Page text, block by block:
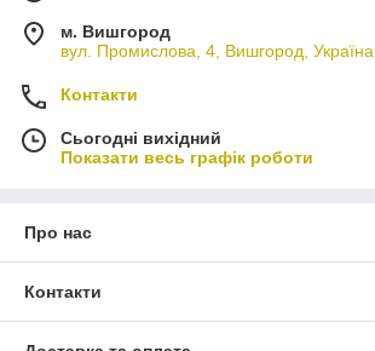
м. Вишгород
вул. Промислова, 4, Вишгород, Україна
Контакти
Сьогодні вихідний
Показати весь графік роботи
Про нас
Контакти